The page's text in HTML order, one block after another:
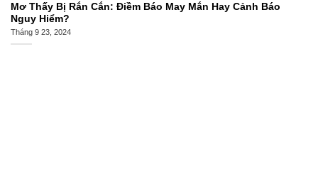
Mơ Thấy Bị Rắn Cắn: Điềm Báo May Mắn Hay Cảnh Báo
Nguy Hiểm?
Tháng 9 23, 2024